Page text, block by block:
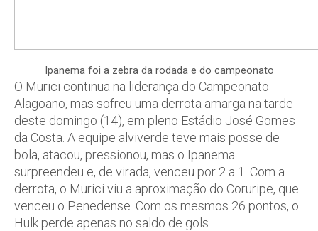
Ipanema foi a zebra da rodada e do campeonato
O Murici continua na liderança do Campeonato
Alagoano, mas sofreu uma derrota amarga na tarde
deste domingo (14), em pleno Estádio José Gomes
da Costa. A equipe alviverde teve mais posse de
bola, atacou, pressionou, mas o Ipanema
surpreendeu e, de virada, venceu por 2 a 1. Com a
derrota, o Murici viu a aproximação do Coruripe, que
venceu o Penedense. Com os mesmos 26 pontos, o
Hulk perde apenas no saldo de gols.